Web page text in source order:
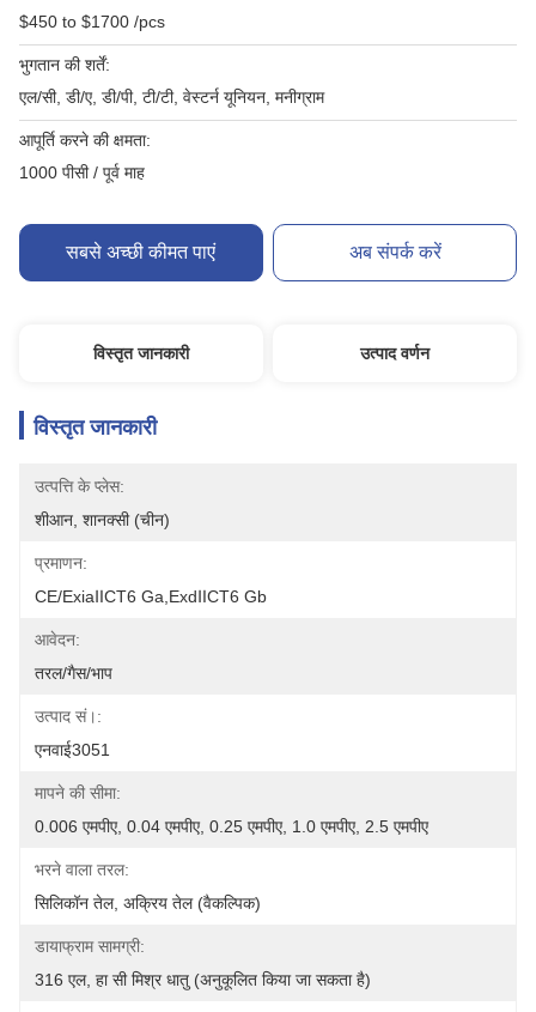
$450 to $1700 /pcs
भुगतान की शर्तें:
एल/सी, डी/ए, डी/पी, टी/टी, वेस्टर्न यूनियन, मनीग्राम
आपूर्ति करने की क्षमता:
1000 पीसी / पूर्व माह
सबसे अच्छी कीमत पाएं अब संपर्क करें
विस्तृत जानकारी उत्पाद वर्णन
विस्तृत जानकारी
उत्पत्ति के प्लेस:
शीआन, शानक्सी (चीन)
प्रमाणन:
CE/ExiaⅡCT6 Ga,ExdⅡCT6 Gb
आवेदन:
तरल/गैस/भाप
उत्पाद सं।:
एनवाई3051
मापने की सीमा:
0.006 एमपीए, 0.04 एमपीए, 0.25 एमपीए, 1.0 एमपीए, 2.5 एमपीए
भरने वाला तरल:
सिलिकॉन तेल, अक्रिय तेल (वैकल्पिक)
डायाफ्राम सामग्री:
316 एल, हा सी मिश्र धातु (अनुकूलित किया जा सकता है)